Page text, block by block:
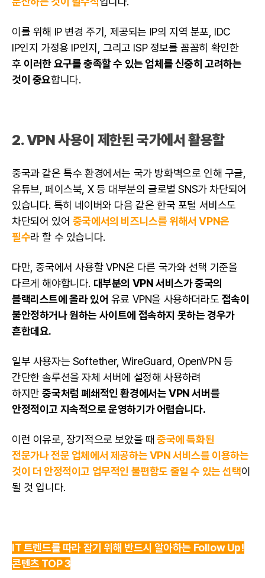
이를 위해 IP 변경 주기, 제공되는 IP의 지역 분포, IDC
IP인지 가정용 IP인지, 그리고 ISP 정보를 꼼꼼히 확인한
후 이러한 요구를 충족할 수 있는 업체를 신중히 고려하는
것이 중요합니다.
2. VPN 사용이 제한된 국가에서 활용할
중국과 같은 특수 환경에서는 국가 방화벽으로 인해 구글,
유튜브, 페이스북, X 등 대부분의 글로벌 SNS가 차단되어
있습니다. 특히 네이버와 다음 같은 한국 포털 서비스도
차단되어 있어 중국에서의 비즈니스를 위해서 VPN은
필수라 할 수 있습니다.
다만, 중국에서 사용할 VPN은 다른 국가와 선택 기준을
다르게 해야합니다. 대부분의 VPN 서비스가 중국의
블랙리스트에 올라 있어 유료 VPN을 사용하더라도 접속이
불안정하거나 원하는 사이트에 접속하지 못하는 경우가
흔한데요.
일부 사용자는 Softether, WireGuard, OpenVPN 등
간단한 솔루션을 자체 서버에 설정해 사용하려
하지만중국처럼 폐쇄적인 환경에서는 VPN 서버를
안정적이고 지속적으로 운영하기가 어렵습니다.
이런 이유로, 장기적으로 보았을 때 중국에 특화된
전문가나 전문 업체에서 제공하는 VPN 서비스를 이용하는
것이 더 안정적이고 업무적인 불편함도 줄일 수 있는 선택이
될 것 입니다.
IT 트렌드를 따라 잡기 위해 반드시 알아하는 Follow Up!
콘텐츠 TOP 3